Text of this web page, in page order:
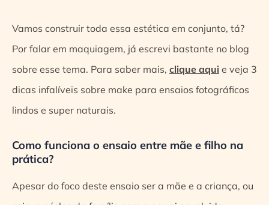
Vamos construir toda essa estética em conjunto, tá?
Por falar em maquiagem, já escrevi bastante no blog
sobre esse tema. Para saber mais, clique aqui e veja 3
dicas infalíveis sobre make para ensaios fotográficos
lindos e super naturais.
Como funciona o ensaio entre mãe e filho na
prática?
Apesar do foco deste ensaio ser a mãe e a criança, ou